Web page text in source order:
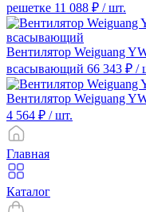
решетке 11 088 ₽ / шт.
Вентилятор Weiguang
всасывающий 66 343 ₽ /
Вентилятор Weiguang
4 564 ₽ / шт.
Главная
Каталог